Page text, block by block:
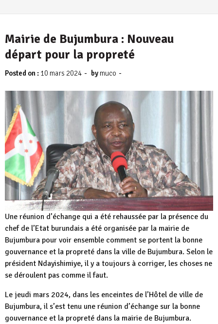
Mairie de Bujumbura : Nouveau
départ pour la propreté
Posted on : 10 mars 2024 - bymuco -
Une réunion d’échange qui a été rehaussée par la présence du
chef de l’Etat burundais a été organisée par la mairie de
Bujumbura pour voir ensemble comment se portent la bonne
gouvernance et la propreté dans la ville de Bujumbura. Selon le
président Ndayishimiye, il y a toujours à corriger, les choses ne
se déroulent pas comme il faut.
Le jeudi mars 2024, dans les enceintes de l’Hôtel de ville de
Bujumbura, il s’est tenu une réunion d’échange sur la bonne
gouvernance et la propreté dans la mairie de Bujumbura.